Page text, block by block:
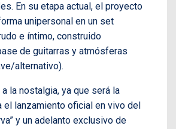
En su etapa actual, el proyecto
unipersonal en un set
e íntimo, construido
de guitarras y atmósferas
alternativo).
a la nostalgia, ya que será la
el lanzamiento oficial en vivo del
y un adelanto exclusivo de